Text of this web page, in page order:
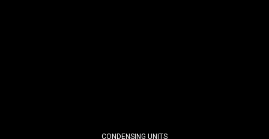
CONDENSING UNITS